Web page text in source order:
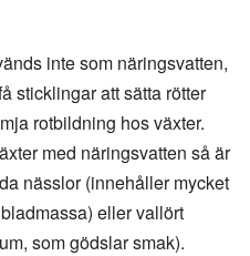
inte som näringsvatten,
sticklingar att sätta rötter
rotbildning hos växter.
med näringsvatten så är
nässlor (innehåller mycket
eller vallört
som gödslar smak).